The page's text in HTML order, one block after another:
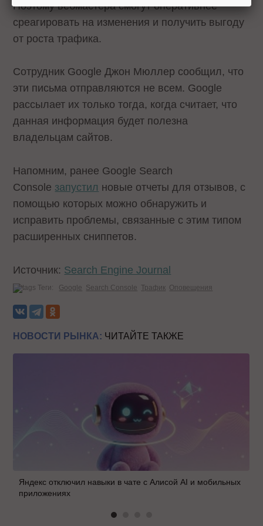
Поэтому вебмастера смогут оперативнее
среагировать на изменения и получить выгоду
от роста трафика.
Сотрудник Google Джон Мюллер сообщил, что
эти письма отправляются не всем. Google
рассылает их только тогда, когда считает, что
данная информация будет полезна
владельцам сайтов.
Напомним, ранее Google Search
Console запустил новые отчеты для отзывов, с
помощью которых можно обнаружить и
исправить проблемы, связанные с этим типом
расширенных сниппетов.
Источник: Search Engine Journal
Теги: Google Search Console Трафик Оповещения
НОВОСТИ РЫНКА: ЧИТАЙТЕ ТАКЖЕ
Яндекс отключил навыки в чате с Алисой AI и мобильных
приложениях